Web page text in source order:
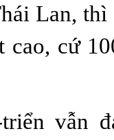
Lan, thì
cao, cứ
vẫn